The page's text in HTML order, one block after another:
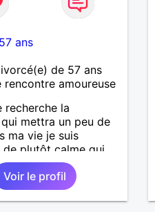
57 ans
de 57 ans
rencontre amoureuse
recherche la
mettra un peu de
ma vie je suis
de plutôt calme qui
simples sans
simplement
belles choses avec
qui me ressemble
Voir le profil